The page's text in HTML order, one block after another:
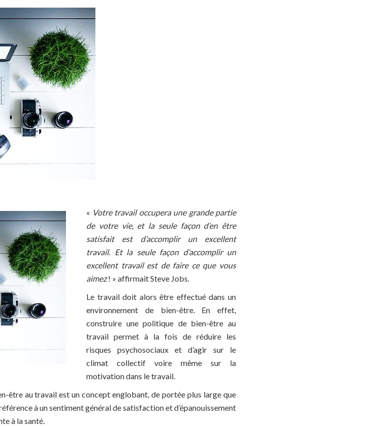
« Votre travail occupera une grande partie
de votre vie, et la seule façon d’en être
satisfait est d’accomplir un excellent
travail. Et la seule façon d’accomplir un
excellent travail est de faire ce que vous
aimez! » affirmait Steve Jobs.
Le travail doit alors être effectué dans un
environnement de bien-être. En effet,
construire une politique de bien-être au
travail permet à la fois de réduire les
risques psychosociaux et d’agir sur le
climat collectif voire même sur la
motivation dans le travail.
être au travail est un concept englobant, de portée plus large que
à un sentiment général de satisfaction et d’épanouissement
à la santé.